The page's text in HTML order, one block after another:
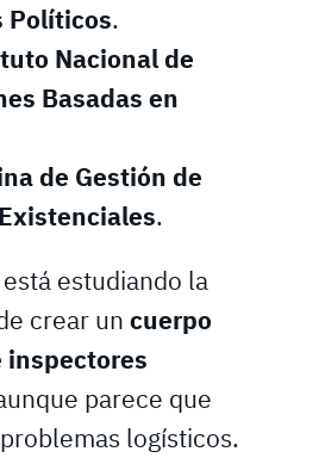
Políticos.
Nacional de
Basadas en
de Gestión de
.
estudiando la
crear un cuerpo
inspectores
parece que
logísticos.